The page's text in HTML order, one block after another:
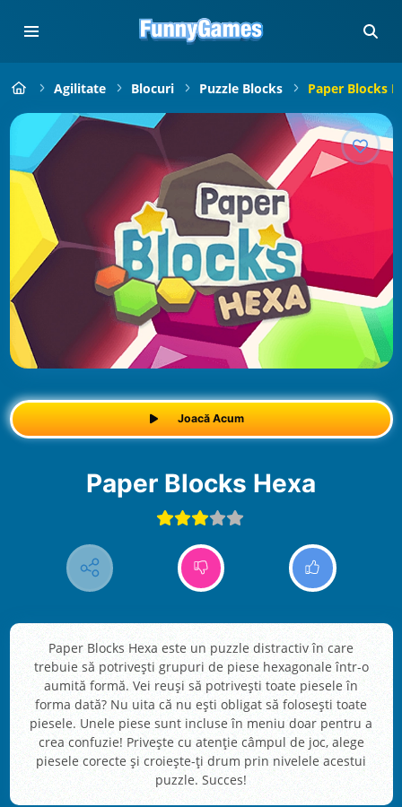
Agilitate Blocuri Puzzle Blocks Paper Blocks
Joacă Acum
Paper Blocks Hexa
Paper Blocks Hexa este un puzzle distractiv în care
trebuie să potrivești grupuri de piese hexagonale într-o
aumită formă. Vei reuși să potrivești toate piesele în
forma dată? Nu uita că nu ești obligat să folosești toate
piesele. Unele piese sunt incluse în meniu doar pentru a
crea confuzie! Privește cu atenție câmpul de joc, alege
piesele corecte și croiește-ți drum prin nivelele acestui
puzzle. Succes!